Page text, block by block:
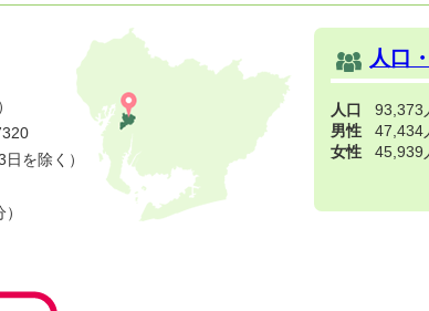
）
を除く）
人口
人口
93,373
男性
47,434
女性
45,939